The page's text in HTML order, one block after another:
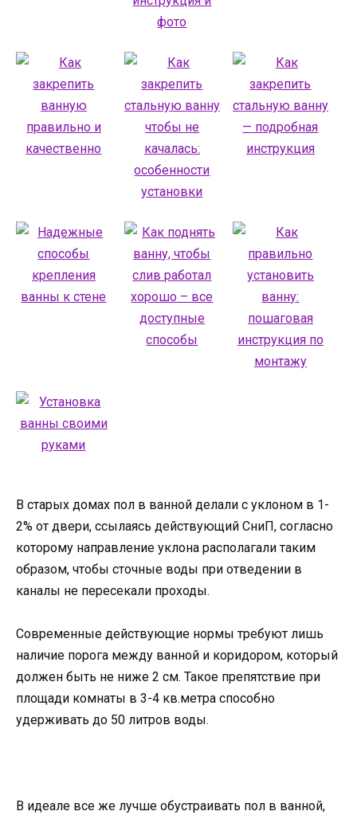
В старых домах пол в ванной делали с уклоном в 1-
2% от двери, ссылаясь действующий СниП, согласно
которому направление уклона располагали таким
образом, чтобы сточные воды при отведении в
каналы не пересекали проходы.
Современные действующие нормы требуют лишь
наличие порога между ванной и коридором, который
должен быть не ниже 2 см. Такое препятствие при
площади комнаты в 3-4 кв.метра способно
удерживать до 50 литров воды.
В идеале все же лучше обустраивать пол в ванной,